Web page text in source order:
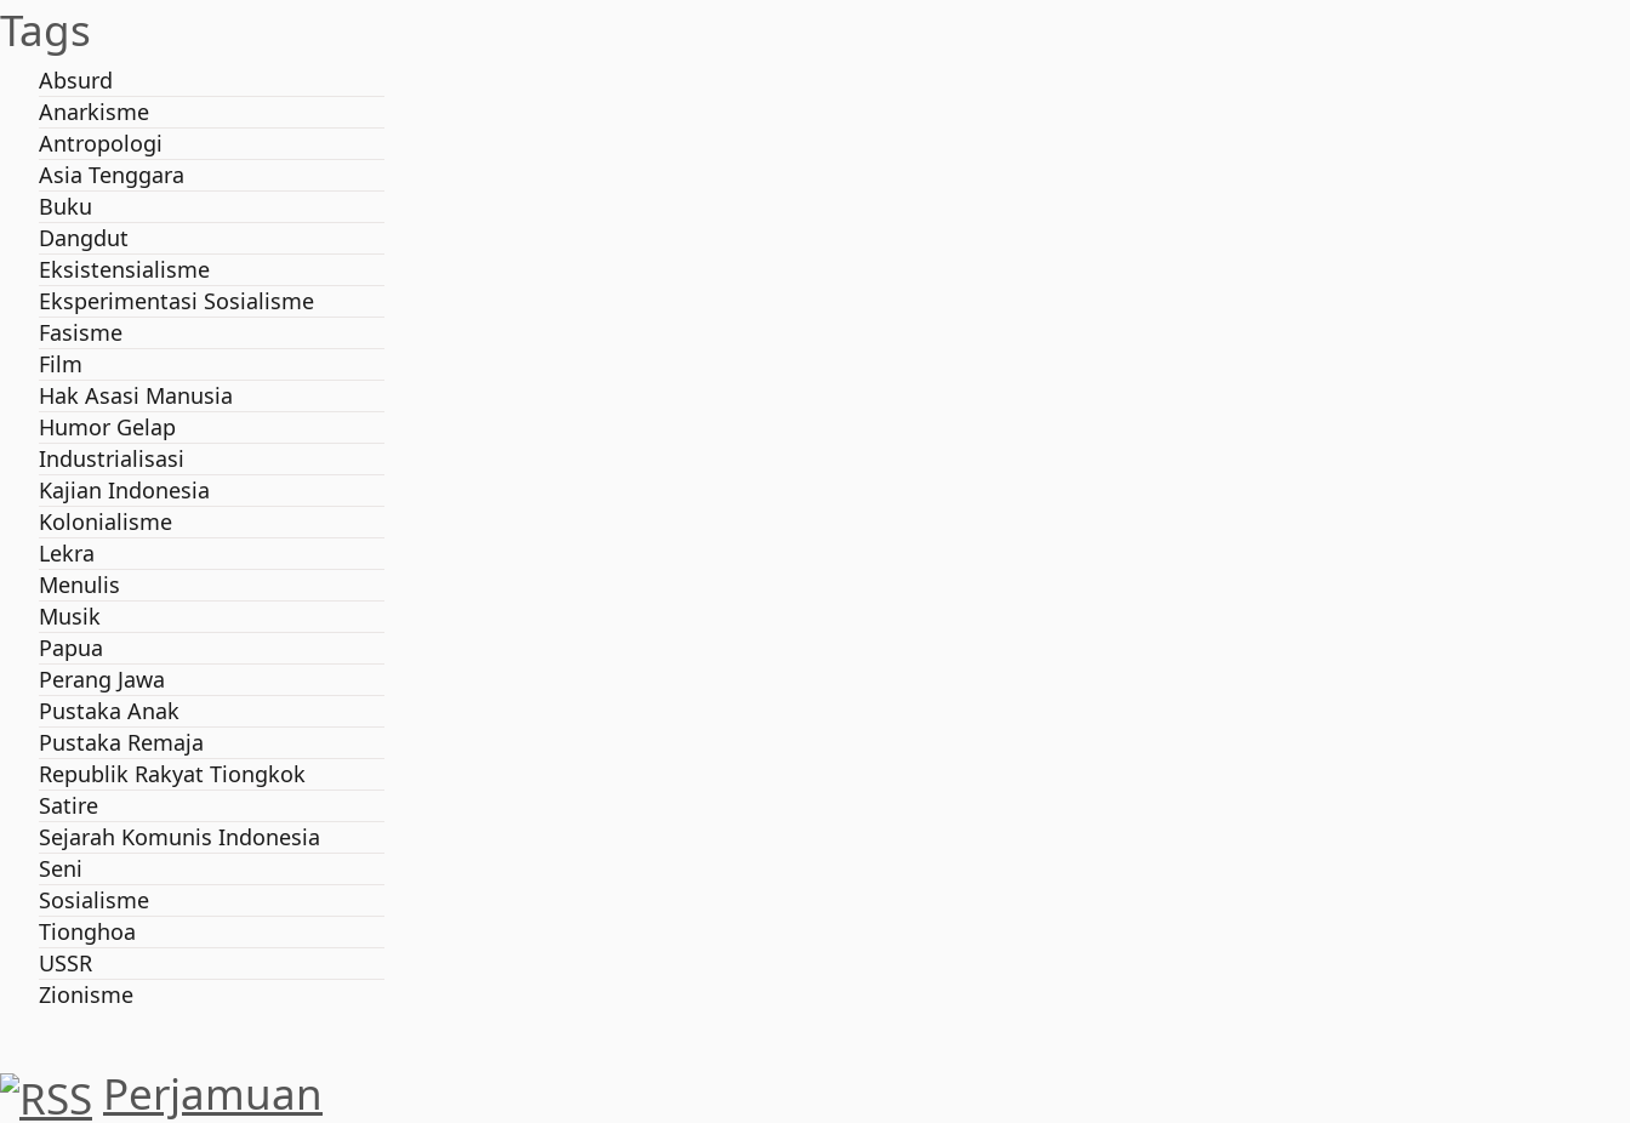
Tags
Absurd
Anarkisme
Antropologi
Asia Tenggara
Buku
Dangdut
Eksistensialisme
Eksperimentasi Sosialisme
Fasisme
Film
Hak Asasi Manusia
Humor Gelap
Industrialisasi
Kajian Indonesia
Kolonialisme
Lekra
Menulis
Musik
Papua
Perang Jawa
Pustaka Anak
Pustaka Remaja
Republik Rakyat Tiongkok
Satire
Sejarah Komunis Indonesia
Seni
Sosialisme
Tionghoa
USSR
Zionisme
Perjamuan